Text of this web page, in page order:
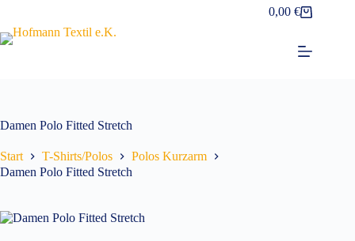
springen
Warenkorb
0,00€
Damen Polo Fitted Stretch
Start T-Shirts/Polos
Polos Kurzarm
Damen Polo Fitted Stretch